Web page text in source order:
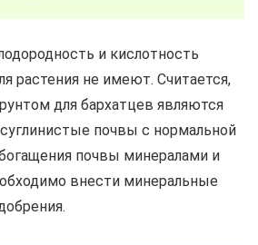
и кислотность
растения не имеют. Считается,
для бархатцев являются
почвы с нормальной
почвы минералами и
внести минеральные